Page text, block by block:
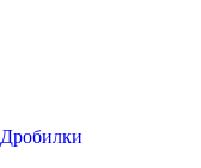
Дробилки